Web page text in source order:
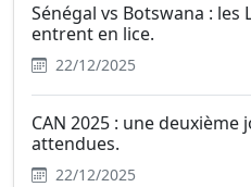
Sénégal vs Botswana : les
entrent en lice.
22/12/2025
CAN 2025 : une
attendues.
22/12/2025